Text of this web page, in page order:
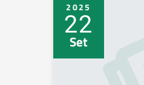
2025
22
Set